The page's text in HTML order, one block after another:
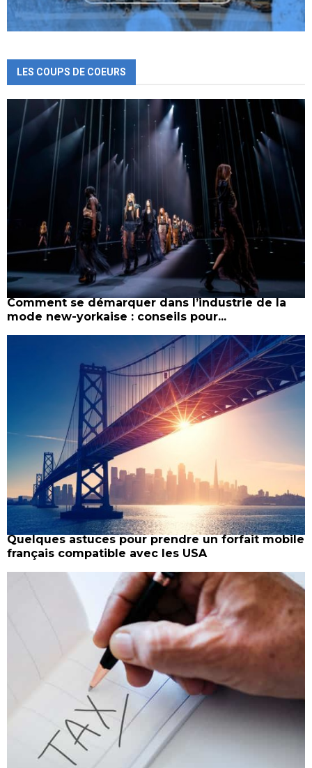
LES COUPS DE COEURS
Comment se démarquer dans l’industrie de la
mode new-yorkaise : conseils pour...
Quelques astuces pour prendre un forfait mobile
français compatible avec les USA